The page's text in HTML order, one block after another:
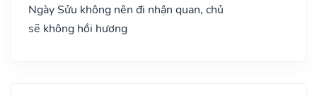
Ngày Sửu không nên đi nhận quan, chủ
sẽ không hồi hương